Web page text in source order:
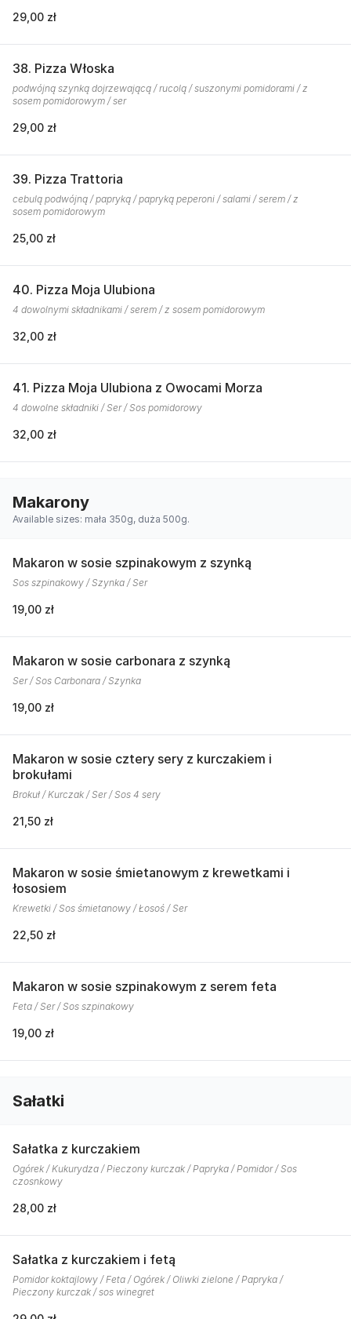
29,00 zł
38. Pizza Włoska
podwójną szynką dojrzewającą / rucolą / suszonymi pomidorami / z
sosem pomidorowym / ser
29,00 zł
39. Pizza Trattoria
cebulą podwójną / papryką / papryką peperoni / salami / serem / z
sosem pomidorowym
25,00 zł
40. Pizza Moja Ulubiona
4 dowolnymi składnikami / serem / z sosem pomidorowym
32,00 zł
41. Pizza Moja Ulubiona z Owocami Morza
4 dowolne składniki / Ser / Sos pomidorowy
32,00 zł
Makarony
Available sizes: mała 350g, duża 500g.
Makaron w sosie szpinakowym z szynką
Sos szpinakowy / Szynka / Ser
19,00 zł
Makaron w sosie carbonara z szynką
Ser / Sos Carbonara / Szynka
19,00 zł
Makaron w sosie cztery sery z kurczakiem i
brokułami
Brokuł / Kurczak / Ser / Sos 4 sery
21,50 zł
Makaron w sosie śmietanowym z krewetkami i
łososiem
Krewetki / Sos śmietanowy / Łosoś / Ser
22,50 zł
Makaron w sosie szpinakowym z serem feta
Feta / Ser / Sos szpinakowy
19,00 zł
Sałatki
Sałatka z kurczakiem
Ogórek / Kukurydza / Pieczony kurczak / Papryka / Pomidor / Sos
czosnkowy
28,00 zł
Sałatka z kurczakiem i fetą
Pomidor koktajlowy / Feta / Ogórek / Oliwki zielone / Papryka /
Pieczony kurczak / sos winegret